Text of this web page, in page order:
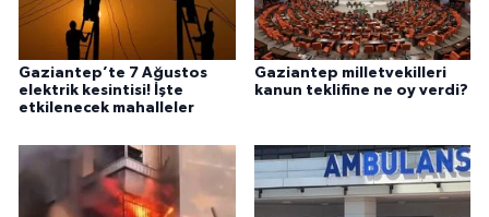
Gaziantep’te 7 Ağustos
elektrik kesintisi! İşte
etkilenecek mahalleler
Gaziantep milletvekilleri
kanun teklifine ne oy verdi?